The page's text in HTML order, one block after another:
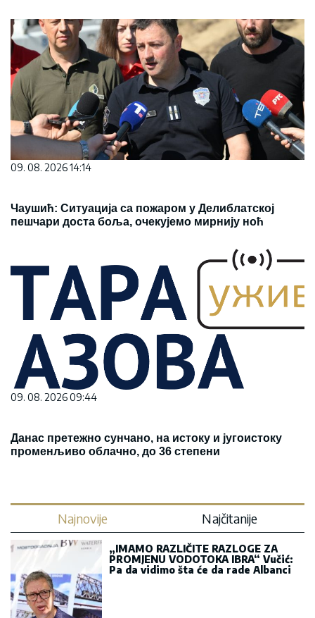
09. 08. 2026 14:14
Чаушић: Ситуација са пожаром у Делиблатској
пешчари доста боља, очекујемо мирнију ноћ
09. 08. 2026 09:44
Данас претежно сунчано, на истоку и југоистоку
променљиво облачно, до 36 степени
Najnovije Najčitanije
„IMAMO RAZLIČITE RAZLOGE ZA
PROMJENU VODOTOKA IBRA“ Vučić:
Pa da vidimo šta će da rade Albanci